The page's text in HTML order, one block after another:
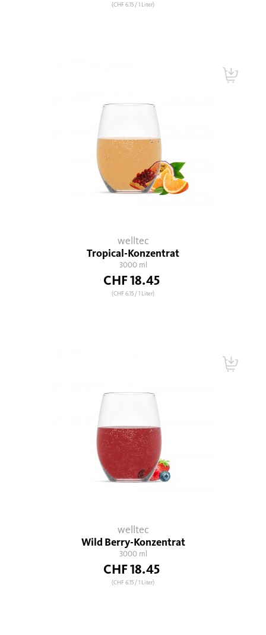
(CHF 6.15/ 1 Liter)
welltec
Tropical-Konzentrat
3000 ml
CHF 18.45
(CHF 6.15/ 1 Liter)
welltec
Wild Berry-Konzentrat
3000 ml
CHF 18.45
(CHF 6.15/ 1 Liter)